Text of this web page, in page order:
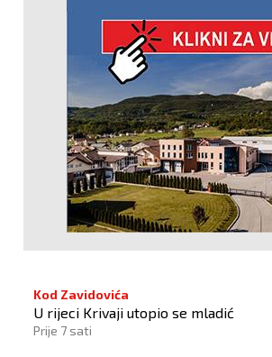
Kod Zavidovića
U rijeci Krivaji utopio se mladić
Prije 7 sati